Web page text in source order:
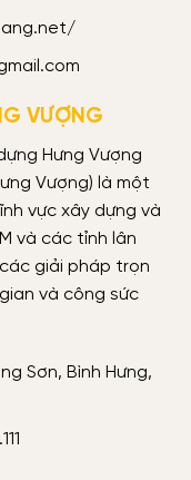
VƯỢNG
Hưng Vượng
Vượng) là một
vực xây dựng và
và các tỉnh lân
giải pháp trọn
và công sức
Sơn, Bình Hưng,